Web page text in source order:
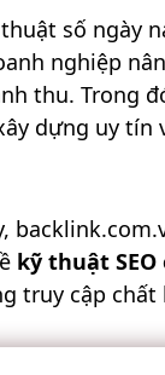
số ngày
nghiệp
thu. Trong
dựng uy tín
kỹ thuật SEO
truy cập